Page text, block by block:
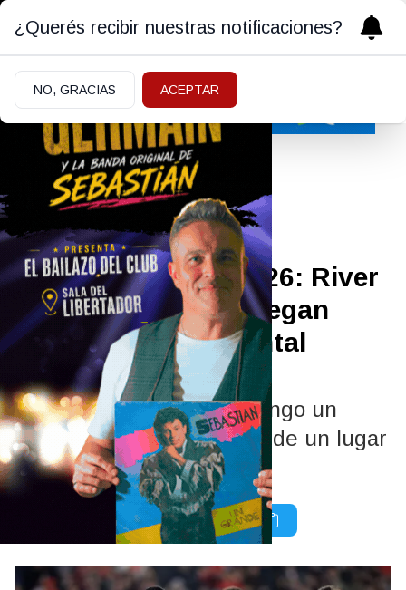
Deportes
10/05/2026
Torneo Apertura 2026: River
y San Lorenzo se juegan
todo en el Monumental
El Millonario y el Ciclón
protagonizarán este domingo un
clásico vibrante en busca de un lugar
en los cuartos de final.
¿Querés recibir nuestras notificaciones?
NO, GRACIAS ACEPTAR